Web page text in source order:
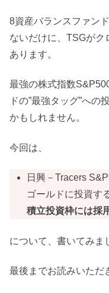
8資産バランスファン
ないだけに、TSGがク
あります。
最強の株式指数
ドの”最強タッグ”へ
かもしれません。
今回は、
日興－Tracers
ゴールドに投資す
積立投資枠には採
について、書いてみま
最後までお読みいただ